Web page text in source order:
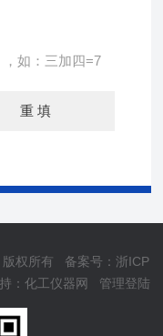
如：三加四=7
版权所有 备案号：浙ICP
：化工仪器网 管理登陆